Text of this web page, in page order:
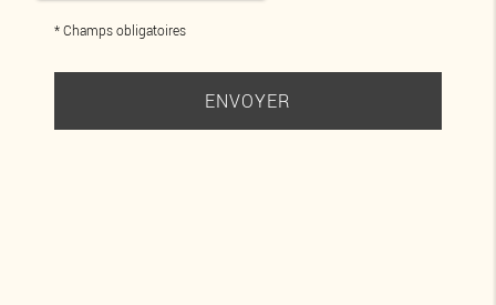
*Champs obligatoires